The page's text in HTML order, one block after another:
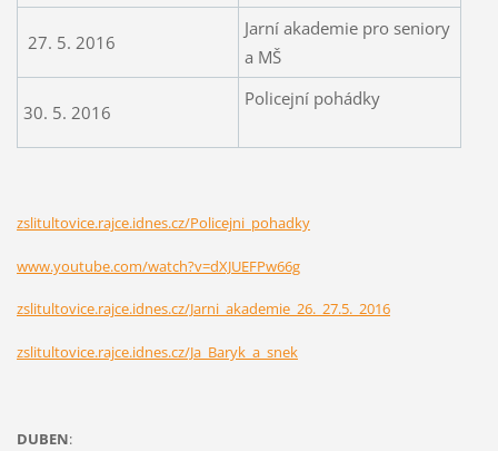
27. 5. 2016
Jarní akademie pro seniory
a MŠ
30. 5. 2016
Policejní pohádky
zslitultovice.rajce.idnes.cz/Policejni_pohadky
www.youtube.com/watch?v=dXJUEFPw66g
zslitultovice.rajce.idnes.cz/Jarni_akademie_26._27.5._2016
zslitultovice.rajce.idnes.cz/Ja_Baryk_a_snek
DUBEN: